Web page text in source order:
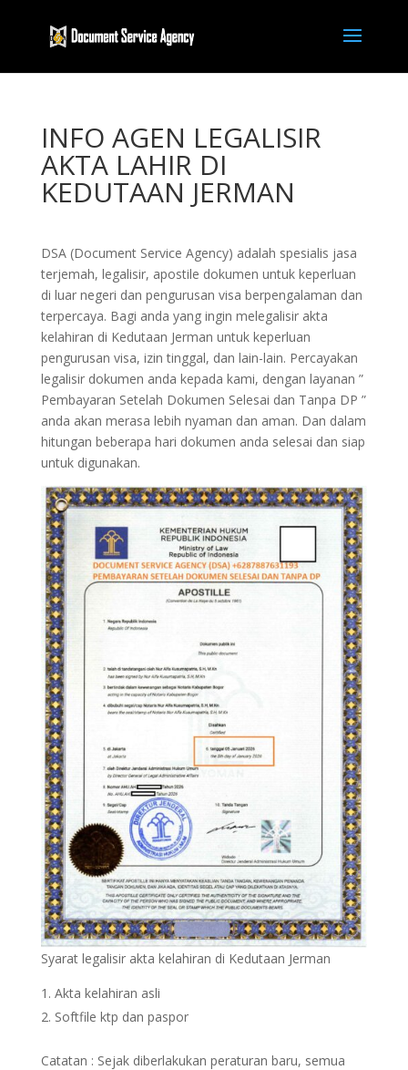
INFO AGEN LEGALISIR
AKTA LAHIR DI
KEDUTAAN JERMAN
DSA (Document Service Agency) adalah spesialis jasa
terjemah, legalisir, apostile dokumen untuk keperluan
di luar negeri dan pengurusan visa berpengalaman dan
terpercaya. Bagi anda yang ingin melegalisir akta
kelahiran di Kedutaan Jerman untuk keperluan
pengurusan visa, izin tinggal, dan lain-lain. Percayakan
legalisir dokumen anda kepada kami, dengan layanan ”
Pembayaran Setelah Dokumen Selesai dan Tanpa DP ”
anda akan merasa lebih nyaman dan aman. Dan dalam
hitungan beberapa hari dokumen anda selesai dan siap
untuk digunakan.
Syarat legalisir akta kelahiran di Kedutaan Jerman
Akta kelahiran asli
Softfile ktp dan paspor
Catatan : Sejak diberlakukan peraturan baru, semua